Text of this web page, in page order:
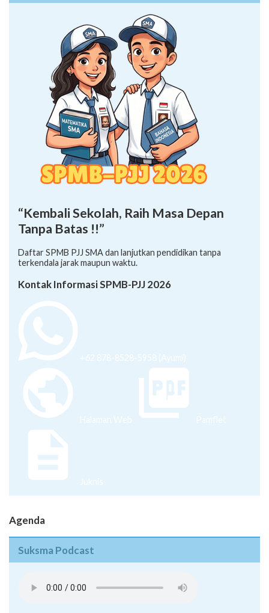
“Kembali Sekolah, Raih Masa Depan
Tanpa Batas !!”
Daftar SPMB PJJ SMA dan lanjutkan pendidikan tanpa
terkendala jarak maupun waktu.
Kontak Informasi SPMB-PJJ 2026
+62 878-8528-5958 (Ayumi)
Halaman Web Pamflet
Juknis
Agenda
Suksma Podcast